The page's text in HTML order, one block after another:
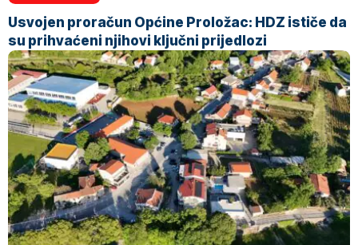
Usvojen proračun Općine Proložac: HDZ ističe da
su prihvaćeni njihovi ključni prijedlozi